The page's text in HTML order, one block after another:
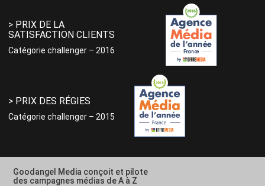
> PRIX DE LA
SATISFACTION CLIENTS
Catégorie challenger – 2016
> PRIX DES RÉGIES
Catégorie challenger – 2015
Goodangel Media conçoit et pilote
des campagnes médias de A à Z